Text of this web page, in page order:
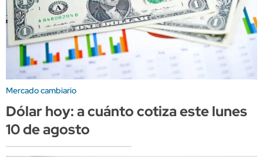
Mercado cambiario
Dólar hoy: a cuánto cotiza este lunes
10 de agosto